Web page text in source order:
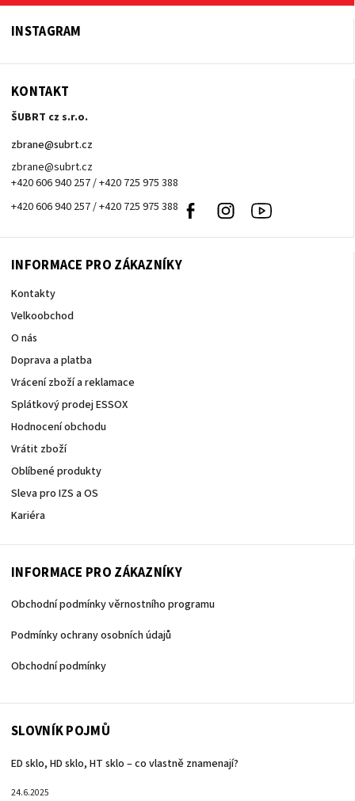
INSTAGRAM
KONTAKT
ŠUBRT cz s.r.o.
zbrane@subrt.cz
zbrane@subrt.cz
+420 606 940 257 / +420 725 975 388
+420 606 940 257 / +420 725 975 388
Facebook Instagram
INFORMACE PRO ZÁKAZNÍKY
Kontakty
Velkoobchod
O nás
Doprava a platba
Vrácení zboží a reklamace
Splátkový prodej ESSOX
Hodnocení obchodu
Vrátit zboží
Oblíbené produkty
Sleva pro IZS a OS
Kariéra
INFORMACE PRO ZÁKAZNÍKY
Obchodní podmínky věrnostního programu
Podmínky ochrany osobních údajů
Obchodní podmínky
SLOVNÍK POJMŮ
ED sklo, HD sklo, HT sklo – co vlastně znamenají?
24.6.2025